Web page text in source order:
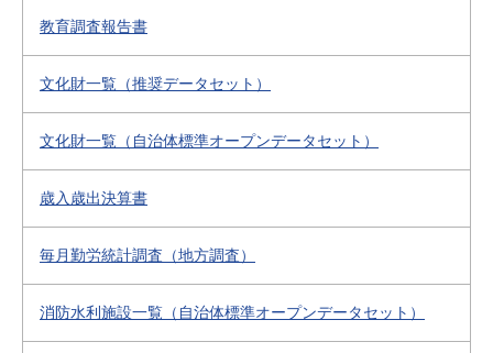
教育調査報告書
文化財一覧（推奨データセット）
文化財一覧（自治体標準オープンデータセット）
歳入歳出決算書
毎月勤労統計調査（地方調査）
消防水利施設一覧（自治体標準オープンデータセット）